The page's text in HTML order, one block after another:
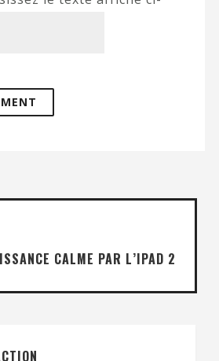
CALME PAR L’IPAD 2